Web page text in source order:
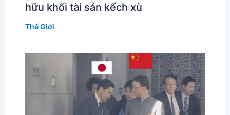
hữu khối tài sản kếch xù
Thế Giới